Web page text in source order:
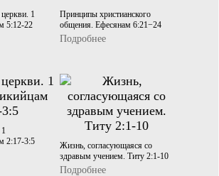
1
5:12-22
Принципы христианского
общения. Ефесянам 6:21−24
Подробнее
2:17-3:5
Жизнь, согласующаяся со
здравым учением. Титу 2:1-10
Подробнее